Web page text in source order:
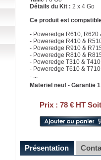
Détails du Kit : 2 x 4 Go
Ce produit est
- Poweredge R610, R620
- Poweredge R410 &
- Poweredge R910 &
- Poweredge R810 &
- Poweredge T310 & T410
- Poweredge T610 & T710
- ...
Materiel neuf - Garantie
Prix : 78 € HT
Présentation